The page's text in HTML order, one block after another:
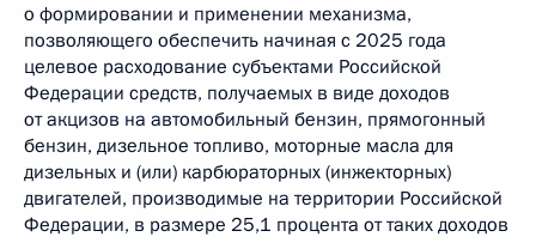
о формировании и применении механизма,
позволяющего обеспечить начиная с 2025 года
целевое расходование субъектами Российской
Федерации средств, получаемых в виде доходов
от акцизов на автомобильный бензин, прямогонный
бензин, дизельное топливо, моторные масла для
дизельных и (или) карбюраторных (инжекторных)
двигателей, производимые на территории Российской
Федерации, в размере 25,1 процента от таких доходов